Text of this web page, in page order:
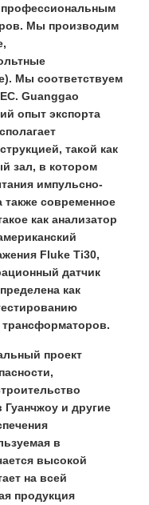
профессиональным
Мы производим
Мы соответствуем
Guanggao
опыт экспорта
такой как
зал, в котором
импульсно-
также современное
как анализатор
Fluke Ti30,
датчик
как
проект
Гуанчжоу и другие
в
высокой
на всей
продукция